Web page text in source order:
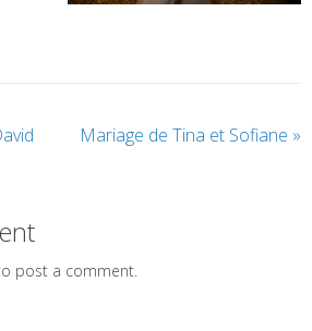
Mariage de Tina et Sofiane »
post a comment.